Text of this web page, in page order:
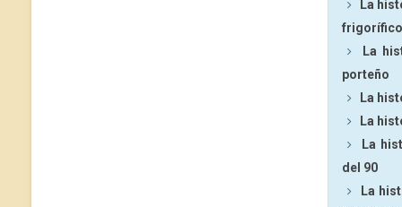
La
La
porteño
La
La
La
del 90
La